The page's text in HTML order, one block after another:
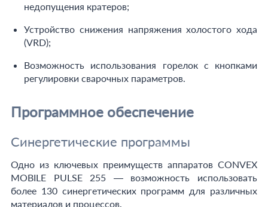
недопущения кратеров;
Устройство снижения напряжения холостого хода
(VRD);
Возможность использования горелок с кнопками
регулировки сварочных параметров.
Программное обеспечение
Синергетические программы
Одно из ключевых преимуществ аппаратов CONVEX
MOBILE PULSE 255 — возможность использовать
более 130 синергетических программ для различных
материалов и процессов.